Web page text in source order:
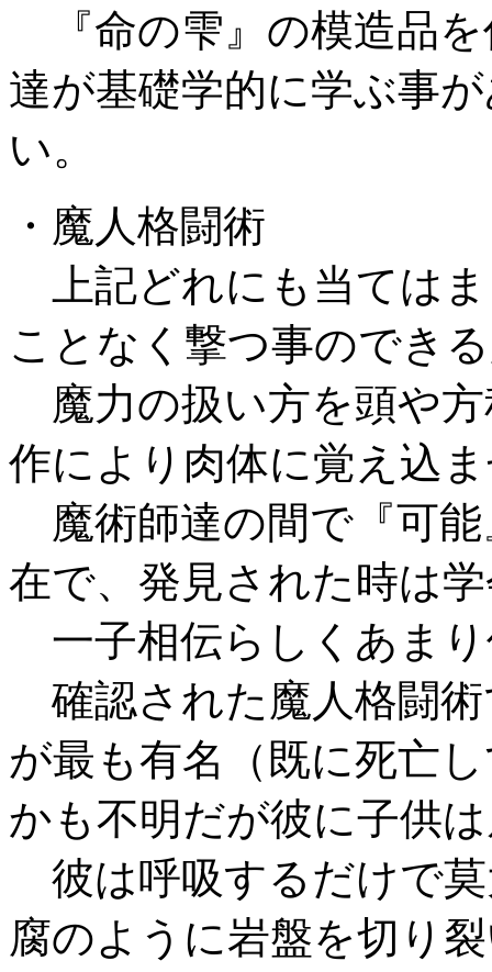
『命の雫』の模造品
達が基礎学的に学ぶ事
い。
・魔人格闘術
上記どれにも当ては
ことなく撃つ事のでき
魔力の扱い方を頭や
作により肉体に覚え込
魔術師達の間で『可
在で、発見された時は
一子相伝らしくあま
確認された魔人格闘
が最も有名（既に死亡
かも不明だが彼に子供
彼は呼吸するだけで
腐のように岩盤を切り